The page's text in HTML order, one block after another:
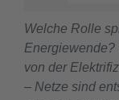
Welche Rolle
Energiewende?
von der
– Netze sind